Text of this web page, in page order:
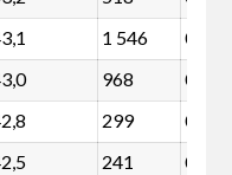
1 546 0,3
968 0,2
299 0,1
241 0,0